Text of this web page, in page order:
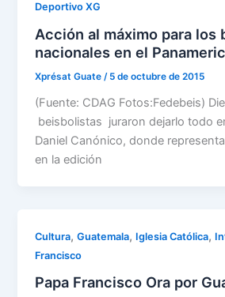
Deportivo XG
Acción al máximo para los
nacionales en el
Xprésat Guate/ 5 de octubre de 2015
(Fuente: CDAG Fotos:Fedebeis)
beisbolistas juraron dejarlo todo
Daniel Canónico, donde
en la edición
Cultura,Guatemala, Iglesia Católica,
Francisco
Papa Francisco Ora por